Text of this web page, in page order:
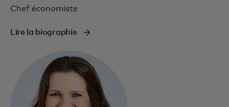
Chef économiste
Lire la biographie